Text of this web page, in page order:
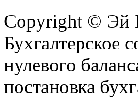
Copyright © Эй
Бухгалтерское
нулевого
постановка